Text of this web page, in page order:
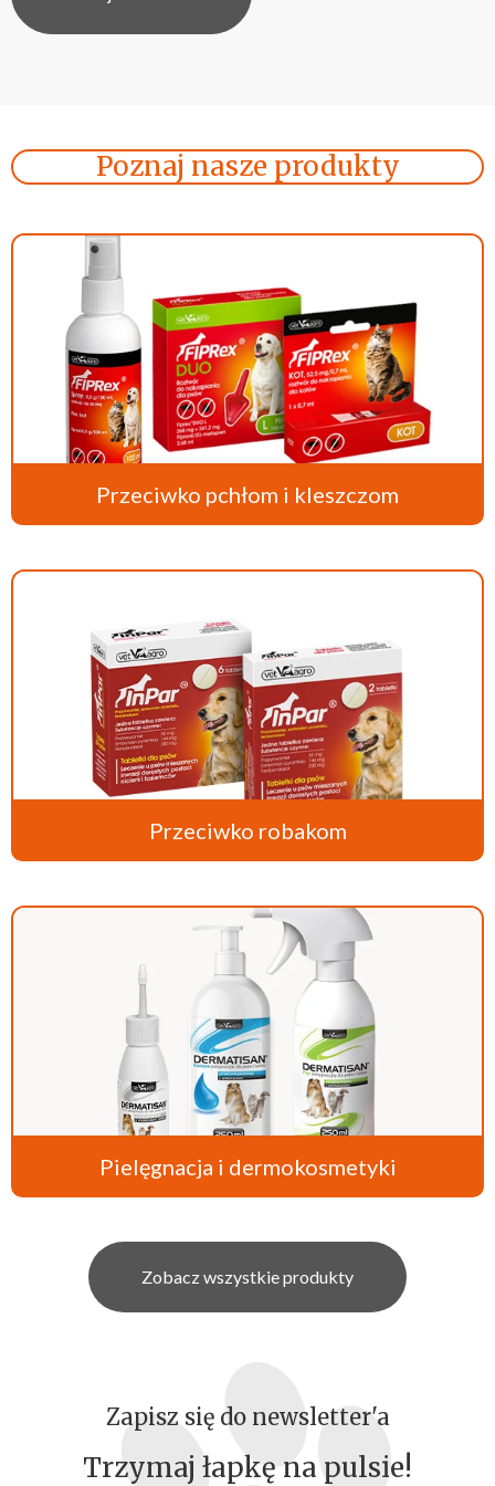
Poznaj nasze produkty
Przeciwko pchłom i kleszczom
Przeciwko robakom
Pielęgnacja i dermokosmetyki
Zobacz wszystkie produkty
Zapisz się do newsletter'a
Trzymaj łapkę na pulsie!